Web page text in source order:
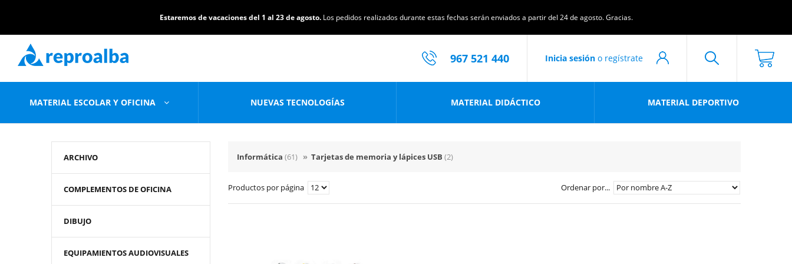
Estaremos de vacaciones del 1 al 23 de agosto. Los pedidos realizados durante estas fechas serán enviados a partir del 24 de agosto. Gracias.
Inicia sesión o regístrate
967 521 440
MATERIAL ESCOLAR Y OFICINA NUEVAS TECNOLOGÍAS MATERIAL DIDÁCTICO MATERIAL DEPORTIVO
ARCHIVO
COMPLEMENTOS DE OFICINA
DIBUJO
EQUIPAMIENTOS AUDIOVISUALES
Informática (61) » Tarjetas de memoria y lápices USB (2)
Productos por página Ordenar por...